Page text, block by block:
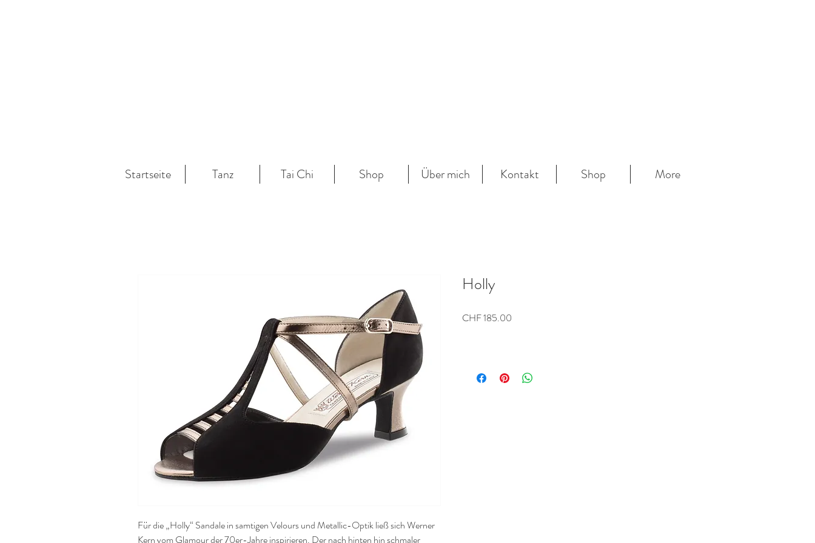
Startseite Tanz Tai Chi Shop Über mich Kontakt Shop More
Für die „Holly“ Sandale in samtigen Velours und Metallic-Optik ließ sich Werner
Kern vom Glamour der 70er-Jahre inspirieren. Der nach hinten hin schmaler
Holly
CHF 185.00